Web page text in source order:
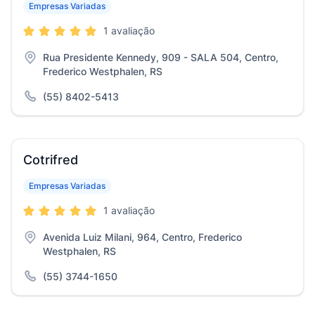
Empresas Variadas
1 avaliação
Rua Presidente Kennedy, 909 - SALA 504, Centro,
Frederico Westphalen, RS
(55) 8402-5413
Cotrifred
Empresas Variadas
1 avaliação
Avenida Luiz Milani, 964, Centro, Frederico
Westphalen, RS
(55) 3744-1650